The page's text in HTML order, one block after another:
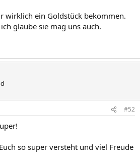
wirklich ein Goldstück bekommen.
glaube sie mag uns auch.
#52
so super versteht und viel Freude